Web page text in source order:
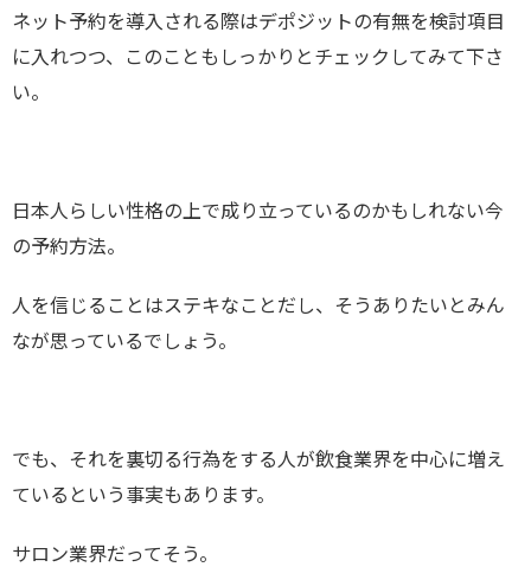
ネット予約を導入される際はデポジットの有無を検討項目
に入れつつ、このこともしっかりとチェックしてみて下さ
い。
日本人らしい性格の上で成り立っているのかもしれない今
の予約方法。
人を信じることはステキなことだし、そうありたいとみん
なが思っているでしょう。
でも、それを裏切る行為をする人が飲食業界を中心に増え
ているという事実もあります。
サロン業界だってそう。